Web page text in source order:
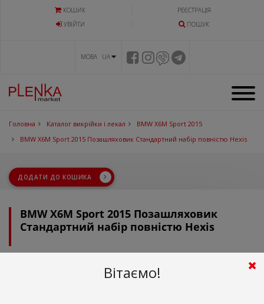
КОШИК
РЕЄСТРАЦІЯ
УВIЙТИ
ПОШУК
МОВА UA
Головна Каталог викрійки і лекал
BMW X6M Sport 2015
BMW X6M Sport 2015 Позашляховик Стандартний набір повністю Hexis
ДОДАТИ ДО КОШИКА
BMW X6M Sport 2015 Позашляховик
Стандартний набір повністю Hexis
грн.($0)
Вітаємо!